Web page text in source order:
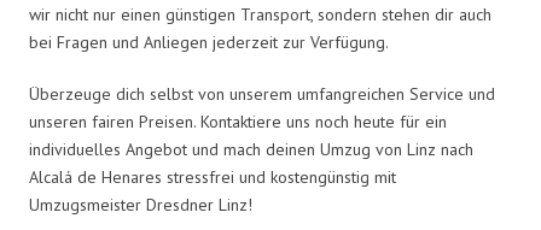
wir nicht nur einen günstigen Transport, sondern stehen dir auch
bei Fragen und Anliegen jederzeit zur Verfügung.
Überzeuge dich selbst von unserem umfangreichen Service und
unseren fairen Preisen. Kontaktiere uns noch heute für ein
individuelles Angebot und mach deinen Umzug von Linz nach
Alcalá de Henares stressfrei und kostengünstig mit
Umzugsmeister Dresdner Linz!